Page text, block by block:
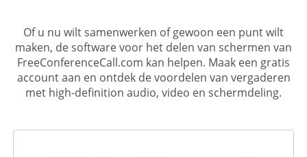
Of u nu wilt samenwerken of gewoon een punt wilt
maken, de software voor het delen van schermen van
FreeConferenceCall.com kan helpen. Maak een gratis
account aan en ontdek de voordelen van vergaderen
met high-definition audio, video en schermdeling.